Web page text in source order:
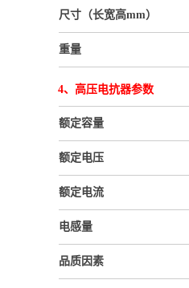
尺寸（长宽高mm）
重量
4、高压电抗器参数
额定容量
额定电压
额定电流
电感量
品质因素